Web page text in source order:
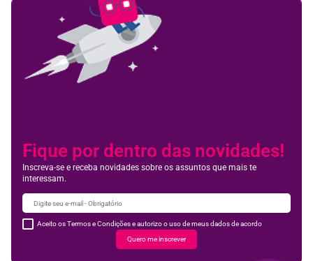
Fique por dentro das novidades!
Inscreva-se e receba novidades sobre os assuntos que mais te
interessam.
Aceito os Termos e Condições e autorizo o uso de meus dados de acordo
Quero me inscrever